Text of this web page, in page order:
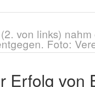
von links)
Foto:
Erfolg von